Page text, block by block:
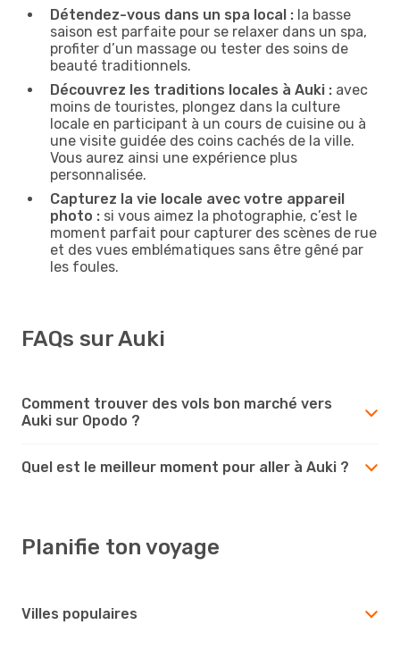
Détendez-vous dans un spa local : la basse
saison est parfaite pour se relaxer dans un spa,
profiter d’un massage ou tester des soins de
beauté traditionnels.
Découvrez les traditions locales à Auki : avec
moins de touristes, plongez dans la culture
locale en participant à un cours de cuisine ou à
une visite guidée des coins cachés de la ville.
Vous aurez ainsi une expérience plus
personnalisée.
Capturez la vie locale avec votre appareil
photo : si vous aimez la photographie, c’est le
moment parfait pour capturer des scènes de rue
et des vues emblématiques sans être gêné par
les foules.
FAQs sur Auki
Comment trouver des vols bon marché vers
Auki sur Opodo ?
Quel est le meilleur moment pour aller à Auki ?
Planifie ton voyage
Villes populaires